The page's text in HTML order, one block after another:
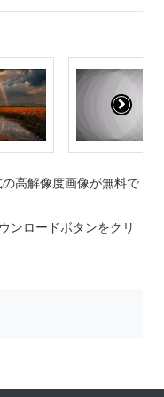
高解像度画像が無料で
ンロードボタンをクリ